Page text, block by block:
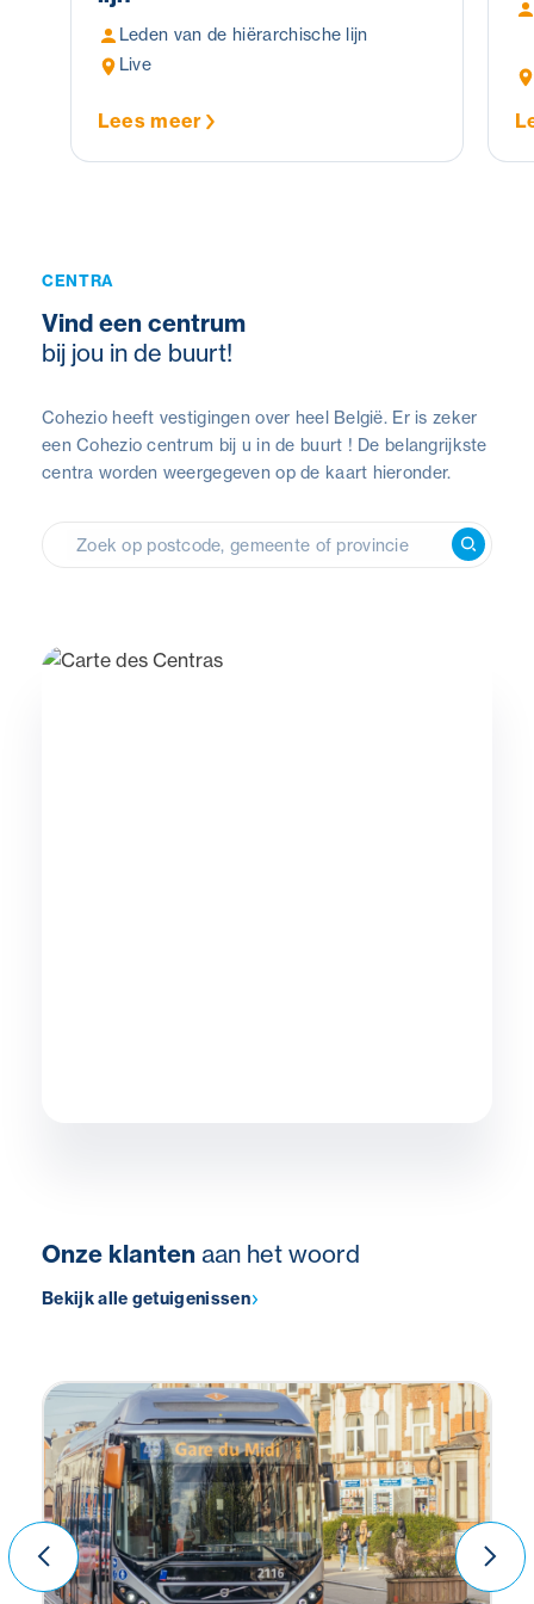
Leden van de hiërarchische lijn
Live
Lees meer
CENTRA
Vind een centrum
bij jou in de buurt!
Cohezio heeft vestigingen over heel België. Er is zeker
een Cohezio centrum bij u in de buurt ! De belangrijkste
centra worden weergegeven op de kaart hieronder.
Onze klanten aan het woord
Bekijk alle getuigenissen